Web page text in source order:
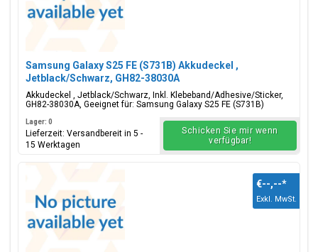
Samsung Galaxy S25 FE (S731B) Akkudeckel ,
Jetblack/Schwarz, GH82-38030A
Akkudeckel , Jetblack/Schwarz, Inkl. Klebeband/Adhesive/Sticker,
GH82-38030A, Geeignet für: Samsung Galaxy S25 FE (S731B)
Lager: 0
Lieferzeit: Versandbereit in 5 -
15 Werktagen
Schicken Sie mir wenn
verfügbar!
€--,--*
Exkl. MwSt.